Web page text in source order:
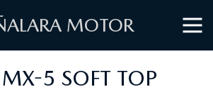
MOTOR
5 SOFT TOP